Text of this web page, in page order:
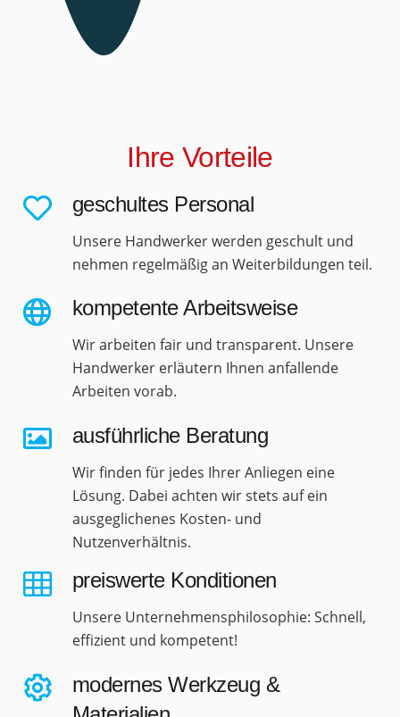
Ihre Vorteile
geschultes Personal
Unsere Handwerker werden geschult und
nehmen regelmäßig an Weiterbildungen teil.
kompetente Arbeitsweise
Wir arbeiten fair und transparent. Unsere
Handwerker erläutern Ihnen anfallende
Arbeiten vorab.
ausführliche Beratung
Wir finden für jedes Ihrer Anliegen eine
Lösung. Dabei achten wir stets auf ein
ausgeglichenes Kosten- und
Nutzenverhältnis.
preiswerte Konditionen
Unsere Unternehmensphilosophie: Schnell,
effizient und kompetent!
modernes Werkzeug &